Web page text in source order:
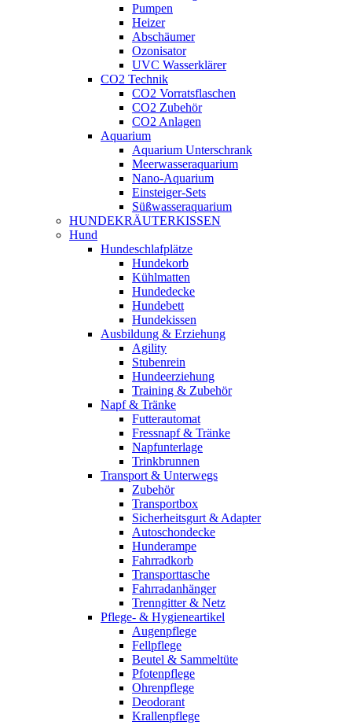
Pumpen
Heizer
Abschäumer
Ozonisator
UVC Wasserklärer
CO2 Technik
CO2 Vorratsflaschen
CO2 Zubehör
CO2 Anlagen
Aquarium
Aquarium Unterschrank
Meerwasseraquarium
Nano-Aquarium
Einsteiger-Sets
Süßwasseraquarium
HUNDEKRÄUTERKISSEN
Hund
Hundeschlafplätze
Hundekorb
Kühlmatten
Hundedecke
Hundebett
Hundekissen
Ausbildung & Erziehung
Agility
Stubenrein
Hundeerziehung
Training & Zubehör
Napf & Tränke
Futterautomat
Fressnapf & Tränke
Napfunterlage
Trinkbrunnen
Transport & Unterwegs
Zubehör
Transportbox
Sicherheitsgurt & Adapter
Autoschondecke
Hunderampe
Fahrradkorb
Transporttasche
Fahrradanhänger
Trenngitter & Netz
Pflege- & Hygieneartikel
Augenpflege
Fellpflege
Beutel & Sammeltüte
Pfotenpflege
Ohrenpflege
Deodorant
Krallenpflege